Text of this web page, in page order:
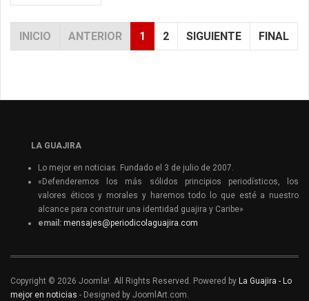
INICIO ANTERIOR 1 2 SIGUIENTE FINAL
LA GUAJIRA
Lo mejor en noticias. Fundado el 3 de julio de 2007.
«Defenderemos los más sólidos principios periodísticos, los
valores éticos y morales y haremos todo lo que esté a nuestro
alcance para construir una identidad guajira y Caribe»
email: mensajes@periodicolaguajira.com
Copyright © 2026 Joomla!. All Rights Reserved. Powered by La Guajira - Lo
mejor en noticias - Designed by JoomlArt.com.